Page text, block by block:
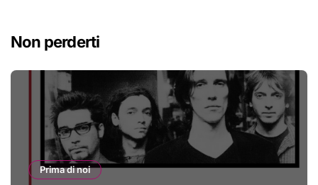
Non perderti
Prima di noi